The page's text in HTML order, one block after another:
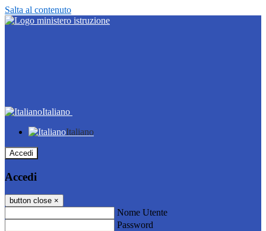
Salta al contenuto
Italiano
Italiano
Accedi
Accedi
button close ×
Nome Utente
Password